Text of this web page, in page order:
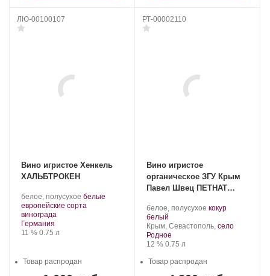
ЛЮ-00100107
Вино игристое Хенкель
ХАЛЬБТРОКЕН
белое, полусухое .
Сорт
белые
европейские сорта
винограда
Регион:
Германия
Крепость
11 %. Объем
0.75 л
Товар распродан
РТ-00002110
Вино игристое
органическое ЗГУ Крым
Павел Швец ПЕТНАТ
Производитель:
UPPA
WINERY.
белое, полусухое .
винограда:
кокур
белый
Регион:
Крым, Севастополь, село
Родное
Крепость
12 %. Объем
0.75 л
Товар распродан